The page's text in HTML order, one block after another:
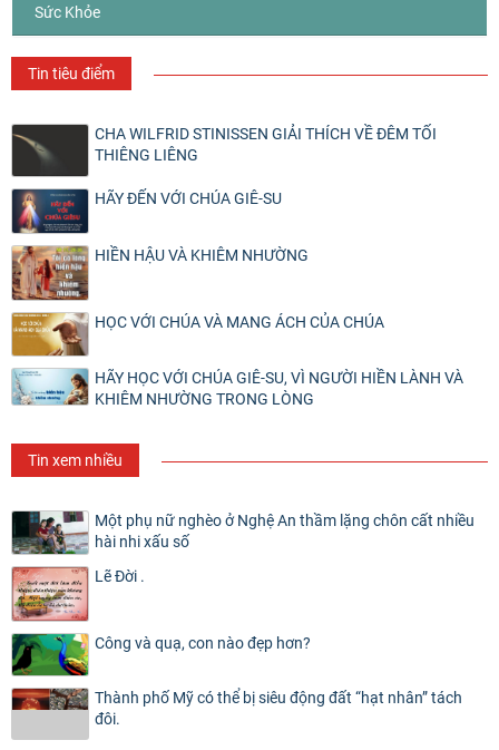
Sức Khỏe
Tin tiêu điểm
CHA WILFRID STINISSEN GIẢI THÍCH VỀ ĐÊM TỐI
THIÊNG LIÊNG
HÃY ĐẾN VỚI CHÚA GIÊ-SU
HIỀN HẬU VÀ KHIÊM NHƯỜNG
HỌC VỚI CHÚA VÀ MANG ÁCH CỦA CHÚA
HÃY HỌC VỚI CHÚA GIÊ-SU, VÌ NGƯỜI HIỀN LÀNH VÀ
KHIÊM NHƯỜNG TRONG LÒNG
Tin xem nhiều
Một phụ nữ nghèo ở Nghệ An thầm lặng chôn cất nhiều
hài nhi xấu số
Lẽ Đời .
Công và quạ, con nào đẹp hơn?
Thành phố Mỹ có thể bị siêu động đất “hạt nhân” tách
đôi.